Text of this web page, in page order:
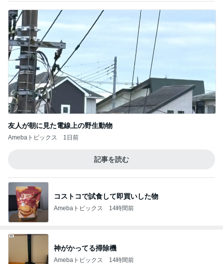
友人が朝に見た電線上の野生動物
Amebaトピックス 1日前
記事を読む
コストコで試食して即買いした物
Amebaトピックス 14時間前
神がかってる掃除機
Amebaトピックス 14時間前